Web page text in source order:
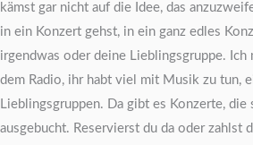
kämst gar nicht auf die Idee, das
in ein Konzert gehst, in ein ganz edles
irgendwas oder deine Lieblingsgruppe. Ich
dem Radio, ihr habt viel mit Musik zu tun,
Lieblingsgruppen. Da gibt es Konzerte,
ausgebucht. Reservierst du da oder zahlst